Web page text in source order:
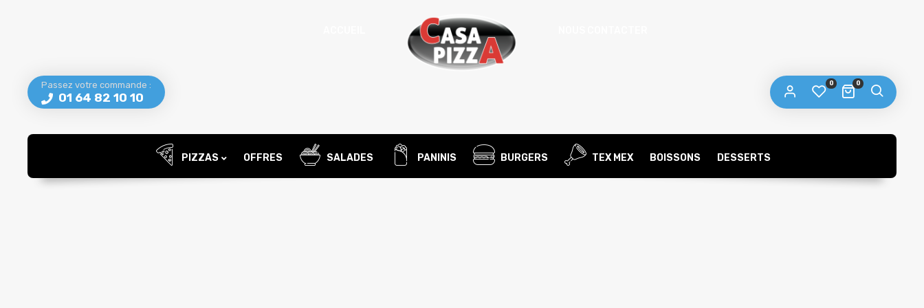
Passez votre commande :
01 64 82 10 10
0
0
IDENTIFICATION
Mot de passe perdu ?
Vos données personnelles seront utilisées pour vous
accompagner au cours de votre visite du site web, gérer
PIZZAS OFFRES SALADES PANINIS BURGERS TEX MEX BOISSONS DESSERTS